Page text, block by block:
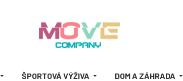
ŠPORTOVÁ VÝŽIVA DOM A ZÁHRADA